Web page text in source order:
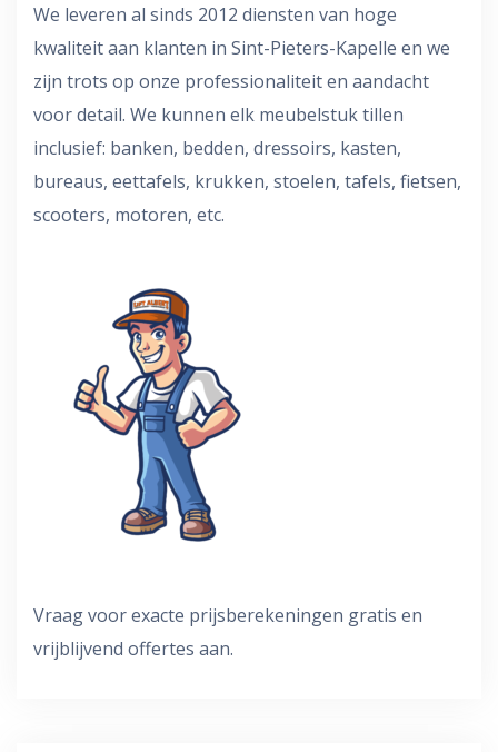
We leveren al sinds 2012 diensten van hoge
kwaliteit aan klanten in Sint-Pieters-Kapelle en we
zijn trots op onze professionaliteit en aandacht
voor detail. We kunnen elk meubelstuk tillen
inclusief: banken, bedden, dressoirs, kasten,
bureaus, eettafels, krukken, stoelen, tafels, fietsen,
scooters, motoren, etc.
Vraag voor exacte prijsberekeningen gratis en
vrijblijvend offertes aan.